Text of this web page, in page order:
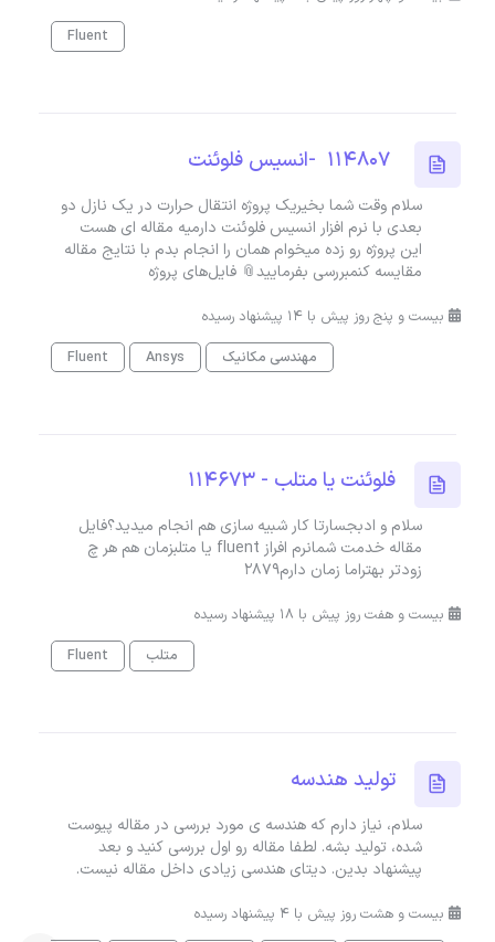
Fluent
114807 -انسیس فلوئنت
سلام وقت شما بخیریک پروژه انتقال حرارت در یک نازل دو
بعدی با نرم افزار انسیس فلوئنت دارمیه مقاله ای هست
این پروژه رو زده میخوام همان را انجام بدم با نتایج مقاله
مقایسه کنمبررسی بفرمایید📎 فایل‌های پروژه
بیست و پنج روز پیش با 14 پیشنهاد رسیده
مهندسی مکانیک
Ansys
Fluent
فلوئنت یا متلب - 114673
سلام و ادبجسارتا کار شبیه سازی هم انجام میدید؟فایل
مقاله خدمت شمانرم افراز fluent یا متلبزمان هم هر چ
زودتر بهتراما زمان دارم2879
بیست و هفت روز پیش با 18 پیشنهاد رسیده
متلب
Fluent
تولید هندسه
سلام، نیاز دارم که هندسه ی مورد بررسی در مقاله پیوست
شده، تولید بشه. لطفا مقاله رو اول بررسی کنید و بعد
پیشنهاد بدین. دیتای هندسی زیادی داخل مقاله نیست.
بیست و هشت روز پیش با 4 پیشنهاد رسیده